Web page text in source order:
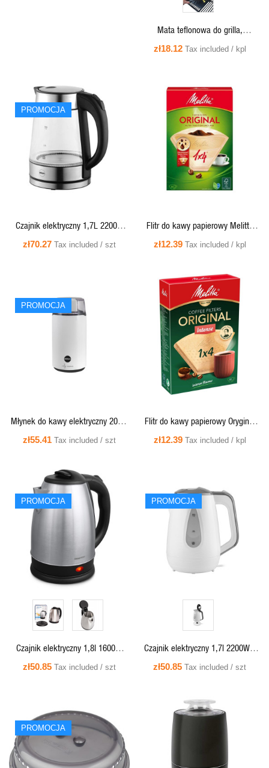
Mata teflonowa do grilla,
piekarnika, 40x33cm kpl. 2 szt.
zł18.12 Tax included / kpl
PROMOCJA
QUICK VIEW
Czajnik elektryczny 1,7L 2200W
szklany - ELDOM C420
zł70.27 Tax included / szt
QUICK VIEW
Flitr do kawy papierowy Melitta
Classic nr 4, 80szt.
zł12.39 Tax included / kpl
PROMOCJA
Młynek do kawy elektryczny 200W
- MK50 Eldom
zł55.41 Tax included / szt
QUICK VIEW
Flitr do kawy papierowy Oryginal
Intense NR.4 FCF01MG ,a`80szt
zł12.39 Tax included / kpl
PROMOCJA
QUICK VIEW
Czajnik elektryczny 1,8l 1600W,
inox, SMARTON WK300
zł50.85 Tax included / szt
PROMOCJA
QUICK VIEW
Czajnik elektryczny 1,7l 2200W -
LAFE CEG018
zł50.85 Tax included / szt
PROMOCJA
QUICK VIEW